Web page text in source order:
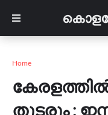
Home
തുടരും ;